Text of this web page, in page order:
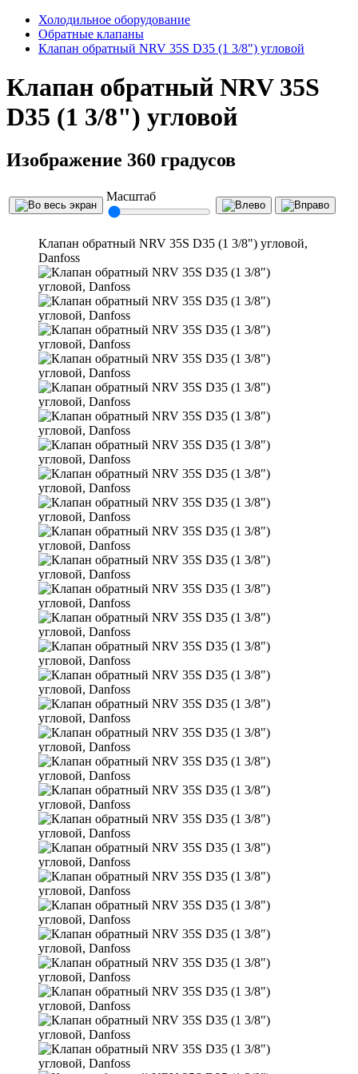
Холодильное оборудование
Обратные клапаны
Клапан обратный NRV 35S D35 (1 3/8") угловой
Клапан обратный NRV 35S
D35 (1 3/8") угловой
Изображение 360 градусов
Масштаб
Клапан обратный NRV 35S D35 (1 3/8") угловой,
Danfoss